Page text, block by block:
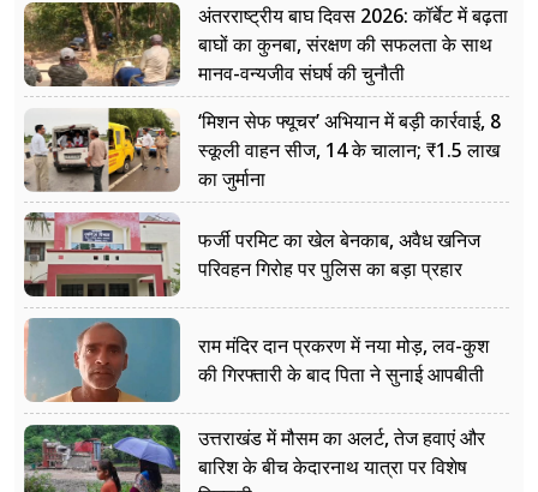
अंतरराष्ट्रीय बाघ दिवस 2026: कॉर्बेट में बढ़ता
बाघों का कुनबा, संरक्षण की सफलता के साथ
मानव-वन्यजीव संघर्ष की चुनौती
‘मिशन सेफ फ्यूचर’ अभियान में बड़ी कार्रवाई, 8
स्कूली वाहन सीज, 14 के चालान; ₹1.5 लाख
का जुर्माना
फर्जी परमिट का खेल बेनकाब, अवैध खनिज
परिवहन गिरोह पर पुलिस का बड़ा प्रहार
राम मंदिर दान प्रकरण में नया मोड़, लव-कुश
की गिरफ्तारी के बाद पिता ने सुनाई आपबीती
उत्तराखंड में मौसम का अलर्ट, तेज हवाएं और
बारिश के बीच केदारनाथ यात्रा पर विशेष